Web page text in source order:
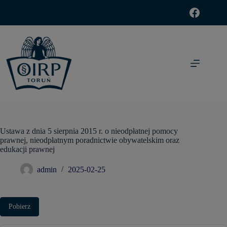
Ustawa z dnia 5 sierpnia 2015 r. o nieodpłatnej pomocy
prawnej, nieodpłatnym poradnictwie obywatelskim oraz
edukacji prawnej
admin 2025-02-25
Pobierz